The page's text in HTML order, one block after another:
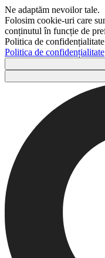
Ne adaptăm nevoilor tale.
Folosim cookie-uri care
conținutul în funcție de
Politica de confidențialitate
Politica de confidențialitate